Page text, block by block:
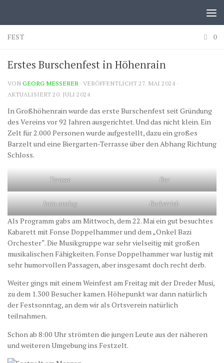
FEST 0
Erstes Burschenfest in Höhenrain
VONGEORG MESSERER · VERÖFFENTLICHT27. MAI 2024 ·
AKTUALISIERT20. JULI 2024
In Großhöhenrain wurde das erste Burschenfest seit Gründung
des Vereins vor 92 Jahren ausgerichtet. Und das nicht klein. Ein
Zelt für 2.000 Personen wurde aufgestellt, dazu ein großes
Barzelt und eine Biergarten-Terrasse über den Abhang Richtung
Schloss.
Terasse Bar
Insta analog Barbetrieb
Als Programm gabs am Mittwoch, dem 22. Mai ein gut besuchtes
Kabarett mit Fonse Doppelhammer und dem „Onkel Bazi
Orchester“. Die Musikgruppe war sehr vielseitig mit großen
musikalischen Fähigkeiten. Fonse Doppelhammer war lustig mit
sehr humorvollen Passagen, aber insgesamt doch recht derb.
Weiter gings mit einem Weinfest am Freitag mit der Dreder Musi,
zu dem 1.300 Besucher kamen. Höhepunkt war dann natürlich
der Festsonntag, an dem wir als Ortsverein natürlich
teilnahmen.
Schon ab 8:00 Uhr strömten die jungen Leute aus der näheren
und weiteren Umgebung ins Festzelt.